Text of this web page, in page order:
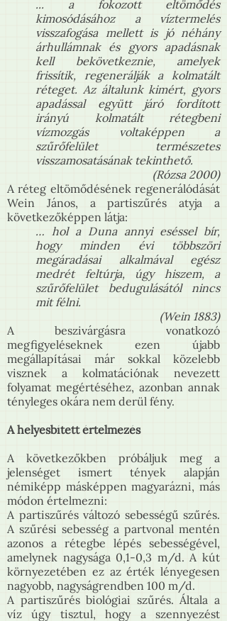
... a fokozott eltömődés
kimosódásához a víztermelés
visszafogása mellett is jó néhány
árhullámnak és gyors apadásnak
kell bekövetkeznie, amelyek
frissítik, regenerálják a kolmatált
réteget. Az általunk kimért, gyors
apadással együtt járó fordított
irányú kolmatált rétegbeni
vízmozgás voltaképpen a
szűrőfelület természetes
visszamosatásának tekinthető.
(Rózsa 2000)
A réteg eltömődésének regenerálódását
Wein János, a partiszűrés atyja a
következőképpen látja:
… hol a Duna annyi eséssel bír,
hogy minden évi többszöri
megáradásai alkalmával egész
medrét feltúrja, úgy hiszem, a
szűrőfelület bedugulásától nincs
mit félni.
(Wein 1883)
A beszivárgásra vonatkozó
megfigyeléseknek ezen újabb
megállapításai már sokkal közelebb
visznek a kolmatációnak nevezett
folyamat megértéséhez, azonban annak
tényleges okára nem derül fény.
A helyesbített értelmezés
A következőkben próbáljuk meg a
jelenséget ismert tények alapján
némiképp másképpen magyarázni, más
módon értelmezni:
A partiszűrés változó sebességű szűrés.
A szűrési sebesség a partvonal mentén
azonos a rétegbe lépés sebességével,
amelynek nagysága 0,1-0,3 m/d. A kút
környezetében ez az érték lényegesen
nagyobb, nagyságrendben 100 m/d.
A partiszűrés biológiai szűrés. Általa a
víz úgy tisztul, hogy a szennyezést